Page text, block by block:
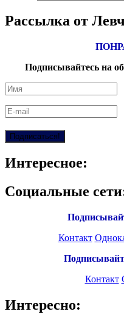
Рассылка от
Подписывайтесь на
Интересное:
Социальные
Контакт
Контакт
Интересно: